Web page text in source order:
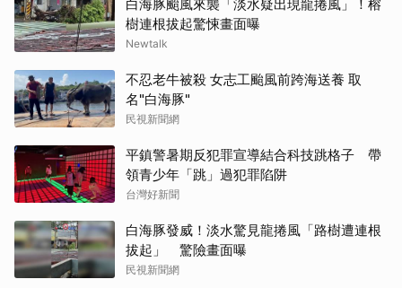
白海豚颱風來襲「淡水疑出現龍捲風」！榕
樹連根拔起驚悚畫面曝
Newtalk
不忍老牛被殺 女志工颱風前跨海送養 取
名"白海豚"
民視新聞網
平鎮警暑期反犯罪宣導結合科技跳格子 帶
領青少年「跳」過犯罪陷阱
台灣好新聞
白海豚發威！淡水驚見龍捲風「路樹遭連根
拔起」 驚險畫面曝
民視新聞網